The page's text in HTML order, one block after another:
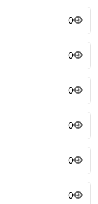
0
0
0
0
0
0